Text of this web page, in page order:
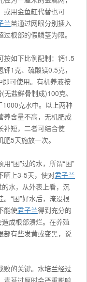
或用金鱼缸代替也可
兰苗通过网眼分别插入
根部的假鳞茎为限。
按如下比例配制：钙1.5
1克、硫酸镁0.5克，
可使用。有机养液按
盐鲜骨制成)100克、
克水中。以上两种
养含量不高，无机肥成
补短，二者可结合使
5天施放一次。
“困”过的水，所谓“困”
晒上3-5天，使对君子兰
水，从外表上看，沉
“困”好水后，淹没根
能使君子兰得到充分的
成根部溃烂。在养殖
部有些发黄或变黑，说
败的关键。水培兰经过
青苔过厚时会严重影响